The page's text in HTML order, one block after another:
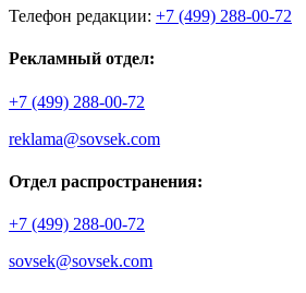
Телефон редакции: +7 (499) 288-00-72
Рекламный отдел:
+7 (499) 288-00-72
reklama@sovsek.com
Отдел распространения:
+7 (499) 288-00-72
sovsek@sovsek.com